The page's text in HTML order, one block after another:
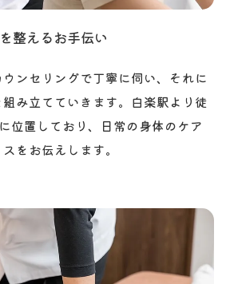
整えるお手伝い
ンセリングで丁寧に伺い、それに
み立てていきます。白楽駅より徒
位置しており、日常の身体のケア
をお伝えします。